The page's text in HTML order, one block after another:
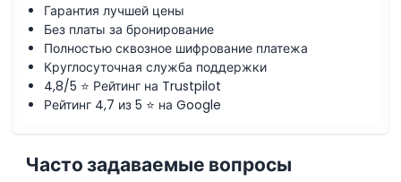
Гарантия лучшей цены
Без платы за бронирование
Полностью сквозное шифрование платежа
Круглосуточная служба поддержки
4,8/5 ⭐ Рейтинг на Trustpilot
Рейтинг 4,7 из 5 ⭐ на Google
Часто задаваемые вопросы